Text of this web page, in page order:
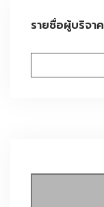
รายชื่อผู้บริจาค